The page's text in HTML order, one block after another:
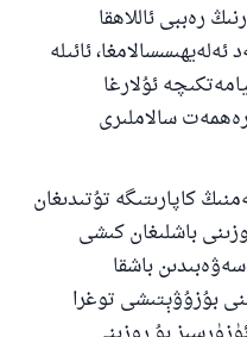
رەببى ئاللاھقا
ئائىلە
ئۇلارغا
سالاملىرى
كاپارىتىگە تۇتىدىغان
باشلىغان كىشى
باشقا
بۇزۇۋېتىشى توغرا